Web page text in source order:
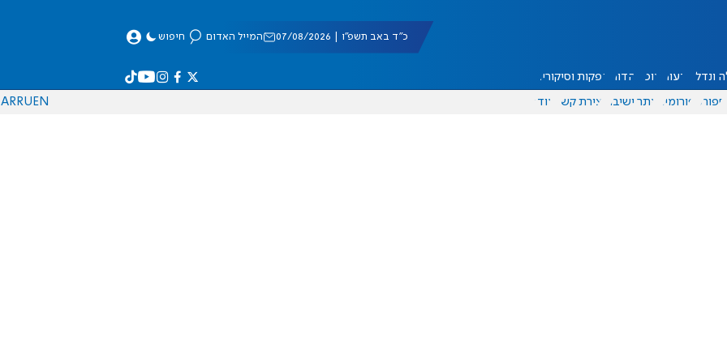
כ"ד באב תשפ"ו | 07/08/2026 המייל האדום חיפוש
ונדל"ן דעות אוכל יהדות הפקות וסיקורים
ספורט פורומים אתר ישיבה יצירת קשר עוד EN
RU
AR